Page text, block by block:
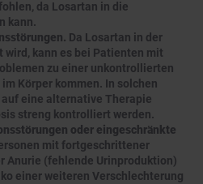
da Losartan in die
kann.
Da Losartan in der
kann es bei Patienten mit
zu einer unkontrollierten
Körper kommen. In solchen
eine alternative Therapie
streng kontrolliert werden.
oder eingeschränkte
mit fortgeschrittener
Anurie (fehlende Urinproduktion)
einer weiteren Verschlechterung